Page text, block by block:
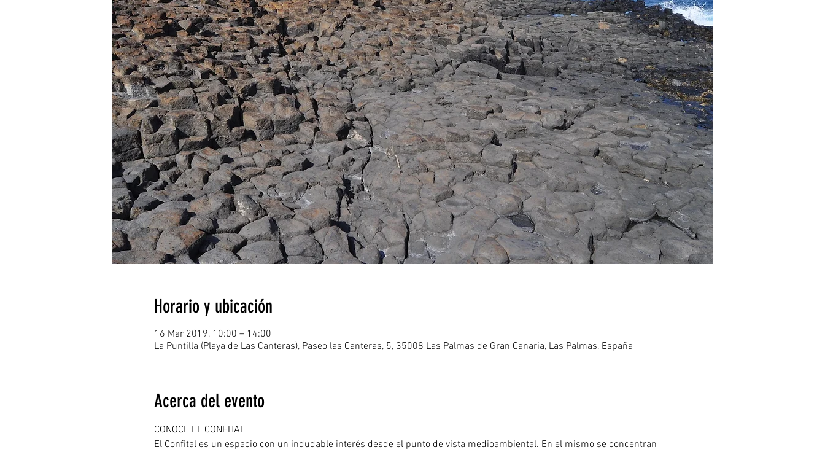
Horario y ubicación
16 Mar 2019, 10:00 – 14:00
La Puntilla (Playa de Las Canteras), Paseo las Canteras, 5, 35008 Las Palmas de Gran Canaria, Las Palmas, España
Acerca del evento
CONOCE EL CONFITAL
El Confital es un espacio con un indudable interés desde el punto de vista medioambiental. En el mismo se concentran